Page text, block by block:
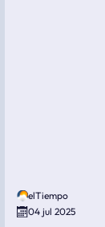
elTiempo
04 jul 2025